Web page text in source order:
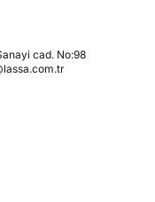
cad. No:98